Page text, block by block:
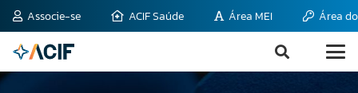
Associe-se ACIF Saúde Área MEI Área